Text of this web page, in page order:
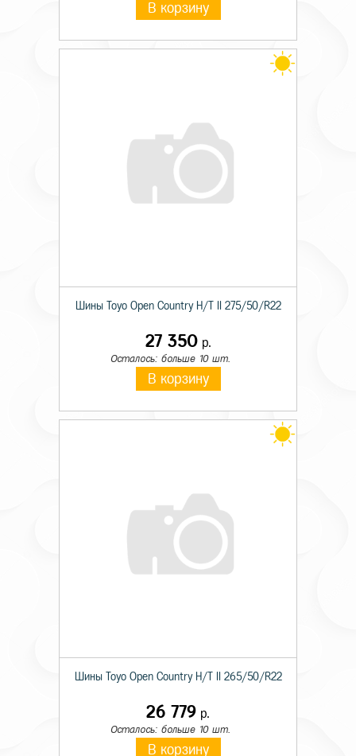
В корзину
Шины Toyo Open Country H/T II 275/50/R22
27 350р.
Осталось: больше 10 шт.
В корзину
Шины Toyo Open Country H/T II 265/50/R22
26 779 р.
Осталось: больше 10 шт.
В корзину